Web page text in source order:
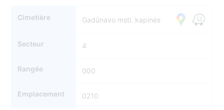
Cimetière Gadūnavo mstl. kapinės
Secteur 4
Rangée 000
Emplacement 0210